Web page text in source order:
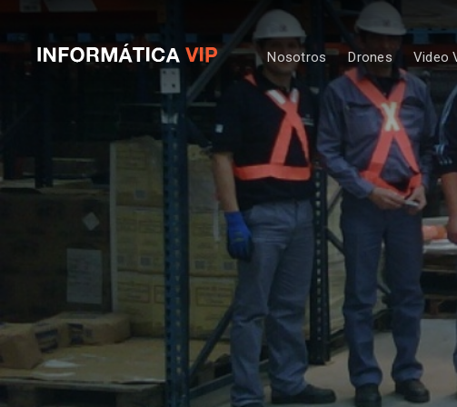
Nosotros Drones Video